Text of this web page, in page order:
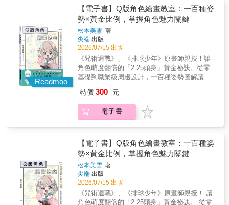
貌。4_VISION──從視角、細節，打開設計維
度IDEA──老屋格局解放，跳脫三房兩廳的平面
新配置屋齡20至25年、坪數約落在25至30坪的
住宅，是台灣市場中數量龐大卻相對被低估的
一類型態。相較於老屋的結構限制與新成屋的
空間壓縮，此一區間的住宅保有一定彈性與實
坪條件，使其成為最適合進行格局重組與空間
實驗的基礎。本單元從平面邏輯出發，看設計
配置，重新規劃貼近當代生活需求的空間可
老屋格局往往留下大量不規則的畸零角落，與
其視而不見，不如重新定義其空間價值。本單
元聚焦老屋改造中最容易被忽略的畸零空間運
用，看設計師如何因應梁下、斜角與走道等條
件，透過設計重新配置空間機能，將原本閒置
的角落轉化為收納、儲藏室甚至衛浴等多元使
用可能，在不壓縮生活動線的前提下，讓每一
處空間重新被使用。DETAIL 2──解構老屋橫梁
與管線，重塑天花秩序老屋天花板的梁體外露
與管線配置，往往成為空間改造中最直接也最
難處理的條件。本單元從立面與剖面切入，探
專訪設計師、建築師，從實際操刀的老屋案例
出發，探討老建築的先天條件如何轉化為品牌
優勢，以及在預算、法規與使用需求之間，設
計師如何找到推動老屋轉化的關鍵支點，並延
伸其對未來商空發展與空間運用的觀察與看
法。 I-SELECT 老屋活化，商空改造案例解析
辦公室、選品店、餐飲店、旅店與公共空間等
不同業態，各自承載不同的使用邏輯與品牌需
求，但回到選擇落腳老屋的原因，卻指向同一
件事，老建築所保留的空間個性，是新成屋難
以複製的條件。本單元精選5個業態的老屋商空
改造案例，看設計師、建師如何在保留老屋結
構與特質的同時，使空間回應當代品牌與使用
度IDEA──老屋格局解放，跳脫三房兩廳的平面
新配置屋齡20至25年、坪數約落在25至30坪的
住宅，是台灣市場中數量龐大卻相對被低估的
一類型態。相較於老屋的結構限制與新成屋的
空間壓縮，此一區間的住宅保有一定彈性與實
坪條件，使其成為最適合進行格局重組與空間
實驗的基礎。本單元從平面邏輯出發，看設計
繪畫的主體，而是「當下的狀態」，才是真正
的本質；不是知識或技巧，而是「感受美的
心」本身，才是幸福的源泉。本書獻給在繁忙
日常中奔走的每個人：若可以活用「莫內思
考」，平常的道路、窗外的天空、習以為常的
每段時光……，都會開始以令人驚豔的方式閃
耀豐盛光彩。如果能像莫內那樣，在日常中拾
起細微的變化與美，人生便能由內而外變得富
｜清華大學藝術與設計學系退休副教授郭怡汝
美術學系專任教授、巴黎第一大學西洋美術史
博士曾少千｜中央大學藝術學研究所教授黃姍
姍｜忠泰美術館總監蔡康永｜作家謝佳娟｜中
央大學藝術學研究所教授兼人文藝術中心主
任 ✦✦日本讀者好評✦✦【給那些對「評價」感
到疲倦的人們。在日常生活中，幫助你找到美
好之光的指路明燈。】在資訊洪流與他人目光
之中，我們很容易不知不覺就忘了用「自己的
眼睛」去看世界。在現代社會，常常會有這樣
的感覺。每天不斷更新的數字和「按讚」數，
面構成、色彩光影、媒材質感、構圖空間設計
與風格表現，以及作品的典故象徵意義等八個
面向切入，配合大量的畫作範例，由表面形式
到內在解析，讓讀者了解繪畫的基礎技法、畫
面構成與背後意義，切中藝術的欣賞角度，讓
作品詮釋延伸出屬於自己的觀點。第二冊：大
師藝術解剖學20世紀最著名解剖學和人體素描
教授權威剖析30位劃時代藝術大師╳ 100幅經
典人物畫 「首先，我們畫出我們所看見的；然
後，我們畫出我們所知道的；最後，我們看到
爾 光是對解剖學瞭若指掌，並無法畫好人體。
還得將解剖知識結合傳統畫法與技法，方能成
就精采絕倫的人物畫作！ 本書作者羅伯
是美國首屈一指的藝術解剖學與人體素描教
師，擔任紐約大都會藝術博物館當代藝術部館
長長達18年、任教於紐約藝術學生聯盟長達40
年（該聯盟自1875年成立以來，培養出許多秀
異藝術家如歐姬芙、洛克威爾等）。本書內容
凝縮自黑爾教授口碑廣傳、「魔力令人難忘」
的課程精華，將人體整合分類為八個章節，精
Readmoo
【電子書】Q版角色繪畫教室：一百種姿
勢×黃金比例，掌握角色魅力關鍵
松本美雪 著
尖端 出版
2026/07/15 出版
《咒術迴戰》、《排球少年》原畫師親授！讓
角色萌度翻倍的「2.25頭身」黃金祕訣。從零
基礎到職業級周邊設計，一百種姿勢圖解讓你
角色那麼可愛，我畫的卻比例不對？本書由日
本資深動畫師、曾參與《咒術迴戰》與《排球
少年》等超人氣作品原畫製作的松本美雪執
「2.25頭身」規則。書中詳盡解說如何精準捕
捉Q版角色的神韻，無論是可愛系還是帥氣系，
都能透過邏輯化的比例配置與多樣化的姿勢範
例輕鬆達成。本書不只是一本畫冊，更是一套
完整的Q版角色設計系統，從基礎頭身比、動態
姿勢到服裝與上色技巧，全方位滿足你的繪畫
需求。｜本書特色｜★專業級教學： 由一線動
特價 300 元
電子書
【電子書】Q版角色繪畫教室：一百種姿
勢×黃金比例，掌握角色魅力關鍵
松本美雪 著
尖端 出版
2026/07/15 出版
《咒術迴戰》、《排球少年》原畫師親授！ 讓
角色萌度翻倍的「2.25頭身」黃金祕訣。 從零